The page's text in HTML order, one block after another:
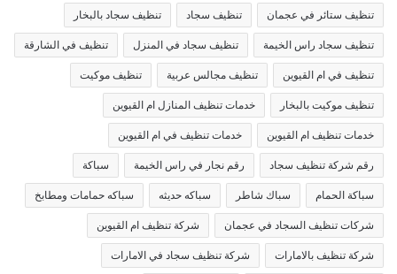
تنظيف ستائر في عجمان تنظيف سجاد تنظيف سجاد بالبخار
تنظيف سجاد راس الخيمة تنظيف سجاد في المنزل تنظيف في الشارقة
تنظيف في ام القيوين تنظيف مجالس عربية تنظيف موكيت
تنظيف موكيت بالبخار خدمات تنظيف المنازل ام القيوين
خدمات تنظيف ام القيوين خدمات تنظيف في ام القيوين
رقم شركة تنظيف سجاد رقم نجار في راس الخيمة سباكة
سباكة الحمام سباك شاطر سباكه حديثه سباكه حمامات ومطابخ
شركات تنظيف السجاد في عجمان شركة تنظيف ام القيوين
شركة تنظيف بالامارات شركة تنظيف سجاد في الامارات